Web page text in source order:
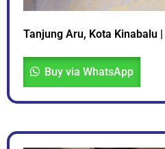
Tanjung Aru, Kota Kinabalu
Buy via WhatsApp